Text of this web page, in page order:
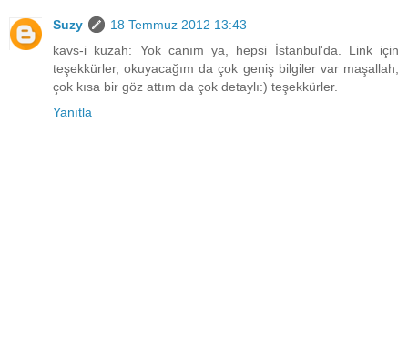
Suzy
18 Temmuz 2012 13:43
kavs-i kuzah: Yok canım ya, hepsi İstanbul'da. Link için
teşekkürler, okuyacağım da çok geniş bilgiler var maşallah,
çok kısa bir göz attım da çok detaylı:) teşekkürler.
Yanıtla